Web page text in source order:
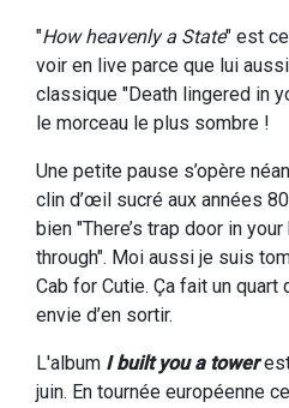
"How heavenly a State" est
voir en live parce que lui
classique "Death lingered in
le morceau le plus sombre !
Une petite pause s’opère
clin d’œil sucré aux années
bien "There’s trap door in
through". Moi aussi je suis
Cab for Cutie. Ça fait un quart
envie d’en sortir.
L'album I built you a tower
juin. En tournée européenne